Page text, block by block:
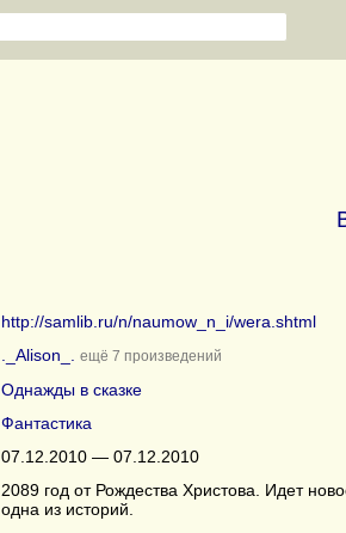
http://samlib.ru/n/naumow_n_i/wera.shtml
._Alison_.
ещё 7 произведений
Однажды в сказке
Фантастика
07.12.2010 — 07.12.2010
2089 год от Рождества Христова. Идет
одна из историй.